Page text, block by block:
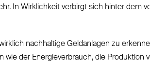
In Wirklichkeit verbirgt sich hinter dem
nachhaltige Geldanlagen zu
wie der Energieverbrauch, die Produktion